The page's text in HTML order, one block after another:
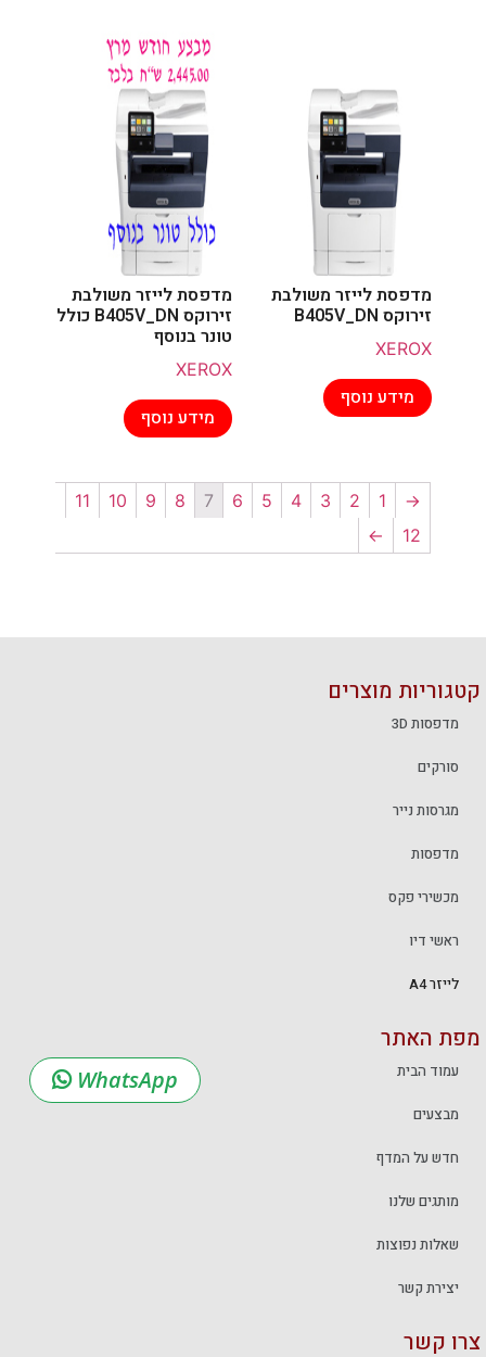
מדפסת לייזר משולבת
זירוקס B405V_DN
XEROX
מידע נוסף
מדפסת לייזר משולבת
זירוקס B405V_DN כולל
טונר בנוסף
XEROX
מידע נוסף
←
1
2
3
4
5
6
7
8
9
10
11
12
→
קטגוריות מוצרים
מדפסות 3D
סורקים
מגרסות נייר
מדפסות
מכשירי פקס
ראשי דיו
לייזר A4
מפת האתר
עמוד הבית
מבצעים
חדש על המדף
מותגים שלנו
שאלות נפוצות
יצירת קשר
צרו קשר
WhatsApp